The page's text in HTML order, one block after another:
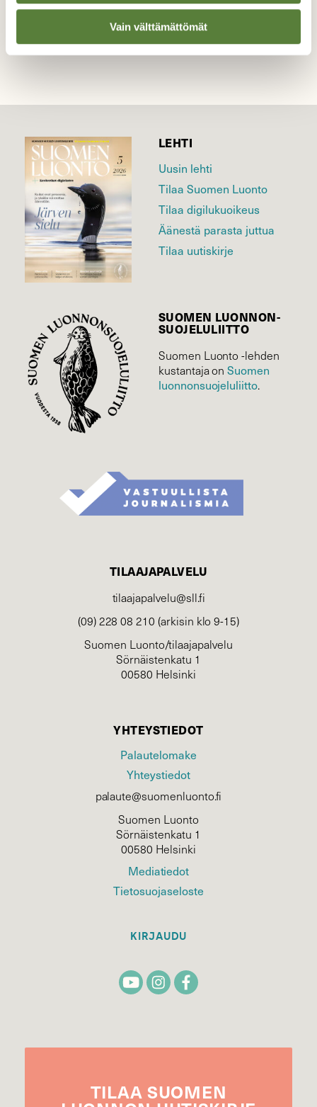
Vain välttämättömät
TAKAISIN LISTAAN
LEHTI
Uusin lehti
Tilaa Suomen Luonto
Tilaa digilukuoikeus
Äänestä parasta juttua
Tilaa uutiskirje
SUOMEN LUONNON­
SUOJELU­LIITTO
Suomen Luonto -lehden
kustantaja onSuomen
luonnonsuojelu­liitto.
TILAAJAPALVELU
tilaajapalvelu@sll.fi
(09) 228 08 210 (arkisin klo 9-15)
Suomen Luonto/tilaajapalvelu
Sörnäistenkatu 1
00580 Helsinki
YHTEYSTIEDOT
Palautelomake
Yhteystiedot
palaute@suomenluonto.fi
Suomen Luonto
Sörnäistenkatu 1
00580 Helsinki
Mediatiedot
Tietosuojaseloste
KIRJAUDU
TILAA SUOMEN